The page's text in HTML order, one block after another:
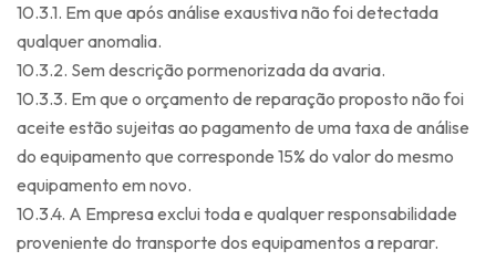
10.3.1. Em que após análise exaustiva não foi detectada
qualquer anomalia.
10.3.2. Sem descrição pormenorizada da avaria.
10.3.3. Em que o orçamento de reparação proposto não foi
aceite estão sujeitas ao pagamento de uma taxa de análise
do equipamento que corresponde 15% do valor do mesmo
equipamento em novo.
10.3.4. A Empresa exclui toda e qualquer responsabilidade
proveniente do transporte dos equipamentos a reparar.